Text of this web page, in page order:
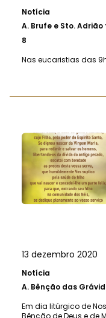
Notícia
A. Brufe e Sto.
8
Nas eucaristias das
13 dezembro 2020
Notícia
A. Bênção das
Em dia litúrgico de